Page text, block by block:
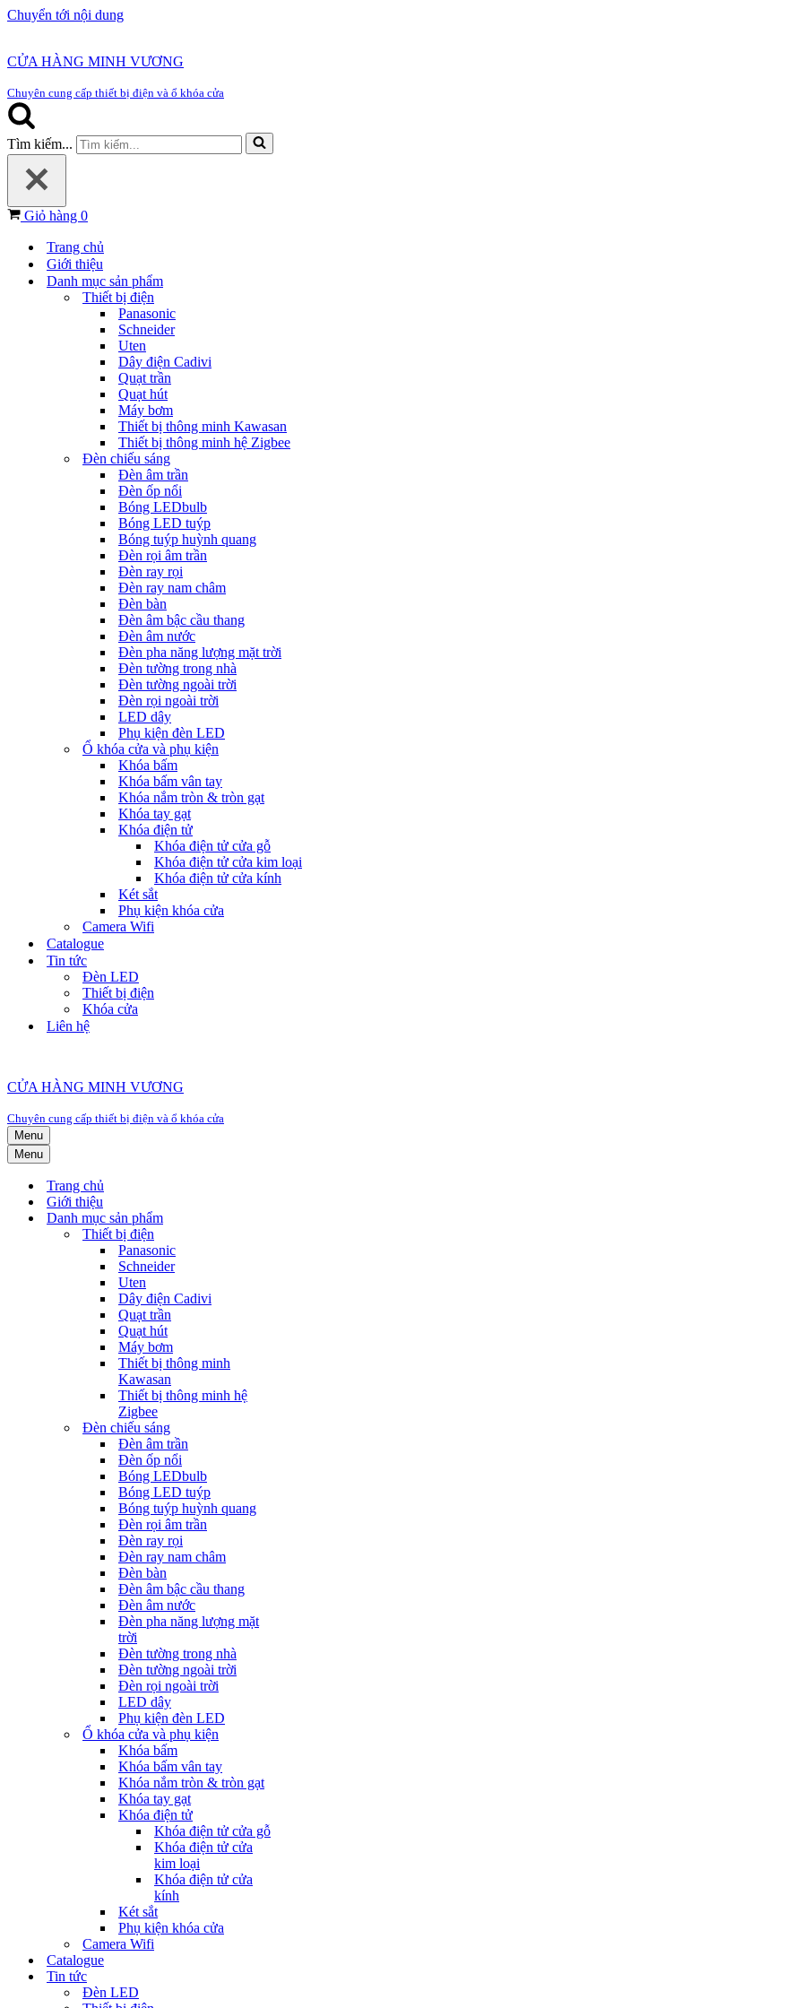
Chuyển tới nội dung
CỬA HÀNG MINH VƯƠNG
Chuyên cung cấp thiết bị điện và ổ khóa cửa
Tìm kiếm...
Giỏ hàng 0
Trang chủ
Giới thiệu
Danh mục sản phẩm
Thiết bị điện
Panasonic
Schneider
Uten
Dây điện Cadivi
Quạt trần
Quạt hút
Máy bơm
Thiết bị thông minh Kawasan
Thiết bị thông minh hệ Zigbee
Đèn chiếu sáng
Đèn âm trần
Đèn ốp nổi
Bóng LEDbulb
Bóng LED tuýp
Bóng tuýp huỳnh quang
Đèn rọi âm trần
Đèn ray rọi
Đèn ray nam châm
Đèn bàn
Đèn âm bậc cầu thang
Đèn âm nước
Đèn pha năng lượng mặt trời
Đèn tường trong nhà
Đèn tường ngoài trời
Đèn rọi ngoài trời
LED dây
Phụ kiện đèn LED
Ổ khóa cửa và phụ kiện
Khóa bấm
Khóa bấm vân tay
Khóa nắm tròn & tròn gạt
Khóa tay gạt
Khóa điện tử
Khóa điện tử cửa gỗ
Khóa điện tử cửa kim loại
Khóa điện tử cửa kính
Két sắt
Phụ kiện khóa cửa
Camera Wifi
Catalogue
Tin tức
Đèn LED
Thiết bị điện
Khóa cửa
Liên hệ
CỬA HÀNG MINH VƯƠNG
Chuyên cung cấp thiết bị điện và ổ khóa cửa
Menu
Menu
Trang chủ
Giới thiệu
Danh mục sản phẩm
Thiết bị điện
Panasonic
Schneider
Uten
Dây điện Cadivi
Quạt trần
Quạt hút
Máy bơm
Thiết bị thông minh
Kawasan
Thiết bị thông minh hệ
Zigbee
Đèn chiếu sáng
Đèn âm trần
Đèn ốp nổi
Bóng LEDbulb
Bóng LED tuýp
Bóng tuýp huỳnh quang
Đèn rọi âm trần
Đèn ray rọi
Đèn ray nam châm
Đèn bàn
Đèn âm bậc cầu thang
Đèn âm nước
Đèn pha năng lượng mặt
trời
Đèn tường trong nhà
Đèn tường ngoài trời
Đèn rọi ngoài trời
LED dây
Phụ kiện đèn LED
Ổ khóa cửa và phụ kiện
Khóa bấm
Khóa bấm vân tay
Khóa nắm tròn & tròn gạt
Khóa tay gạt
Khóa điện tử
Khóa điện tử cửa gỗ
Khóa điện tử cửa
kim loại
Khóa điện tử cửa
kính
Két sắt
Phụ kiện khóa cửa
Camera Wifi
Catalogue
Tin tức
Đèn LED